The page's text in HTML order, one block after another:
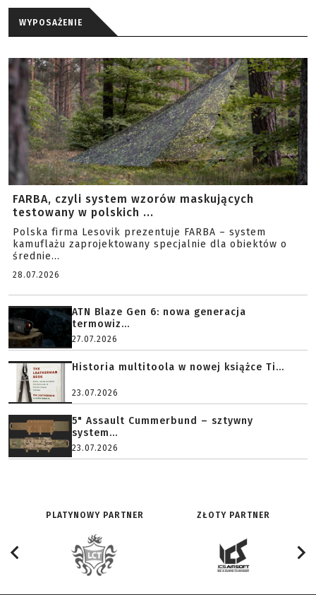
WYPOSAŻENIE
FARBA, czyli system wzorów maskujących
testowany w polskich ...
Polska firma Lesovik prezentuje FARBA – system
kamuflażu zaprojektowany specjalnie dla obiektów o
średnie...
28.07.2026
ATN Blaze Gen 6: nowa generacja
termowiz...
27.07.2026
Historia multitoola w nowej książce Ti...
23.07.2026
5" Assault Cummerbund – sztywny
system...
23.07.2026
PLATYNOWY PARTNER ZŁOTY PARTNER